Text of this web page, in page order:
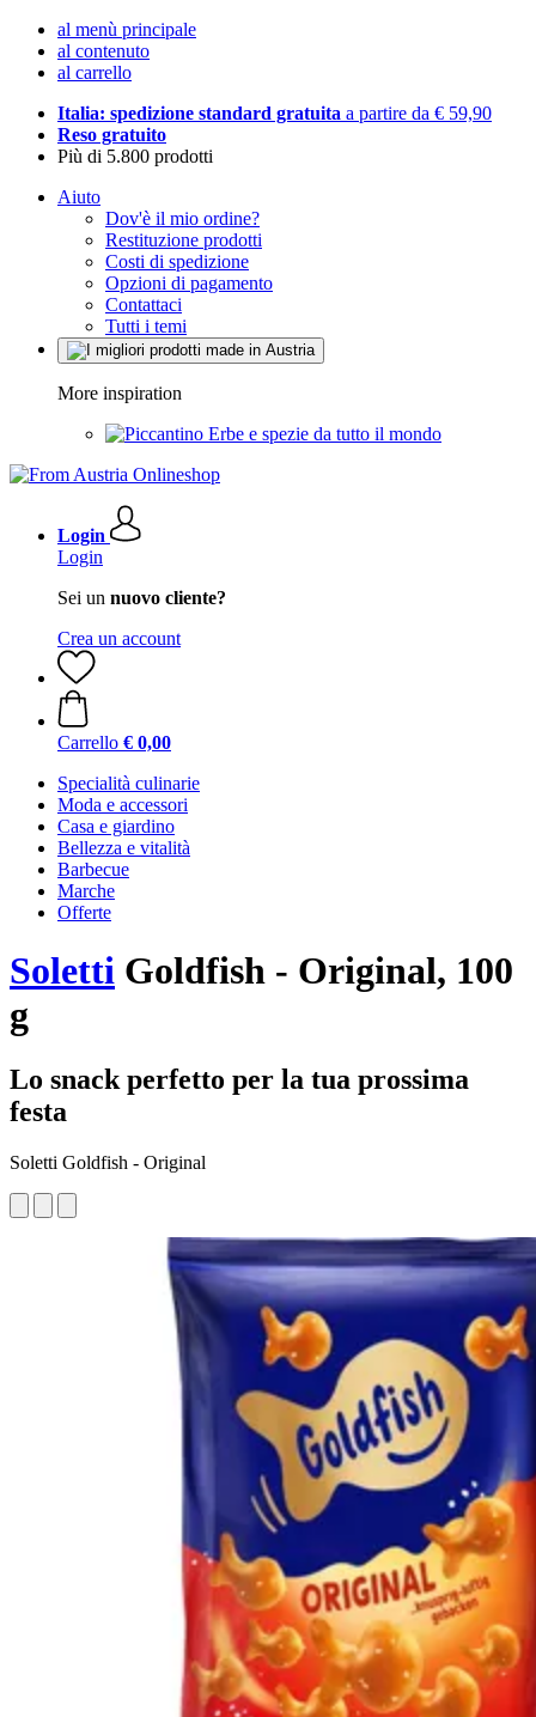
al menù principale
al contenuto
al carrello
Italia: spedizione standard gratuita a partire da € 59,90
Reso gratuito
Più di 5.800 prodotti
Aiuto
Dov'è il mio ordine?
Restituzione prodotti
Costi di spedizione
Opzioni di pagamento
Contattaci
Tutti i temi
More inspiration
Erbe e spezie da tutto il mondo
Login
Login
Sei un nuovo cliente?
Crea un account
Carrello € 0,00
Specialità culinarie
Moda e accessori
Casa e giardino
Bellezza e vitalità
Barbecue
Marche
Offerte
Soletti Goldfish - Original, 100
g
Lo snack perfetto per la tua prossima
festa
Soletti Goldfish - Original